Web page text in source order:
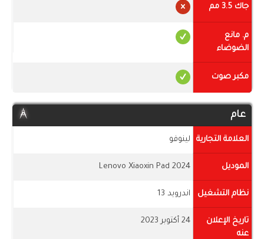
جاك 3.5 مم
م. مانع
الضوضاء
مكبر صوت
عام
العلامة التجارية لينوفو
الموديل Lenovo Xiaoxin Pad 2024
نظام التشغيل اندرويد 13
تاريخ الإعلان
عنه
24 أكتوبر 2023